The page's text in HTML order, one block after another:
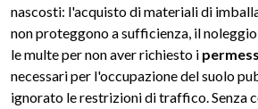
nascosti: l'acquisto di materiali di
non proteggono a sufficienza, il
le multe per non aver richiesto i
necessari per l'occupazione del suolo
ignorato le restrizioni di traffico. Senza